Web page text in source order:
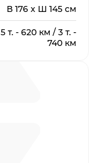
В 176 x Ш 145 см
5 т. - 620 км / 3 т. -
740 км